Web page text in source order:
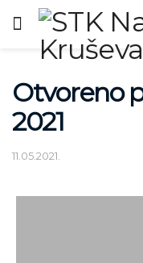
Otvoreno
2021
11.05.2021.